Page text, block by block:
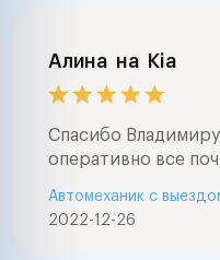
Алина на Kia
Спасибо
оперативно все
2022-12-26
Автомеханик с